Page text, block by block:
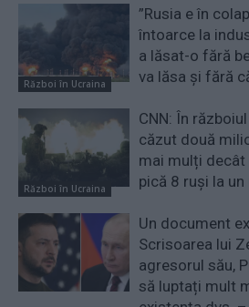
Război în Ucraina
”Rusia e în
întoarce la
a lăsat-o fără
va lăsa și fără
Război în Ucraina
CNN: În
căzut două
mai mulți decât
pică 8 ruși la un
Un document
Scrisoarea lui
agresorul său,
să luptați mult